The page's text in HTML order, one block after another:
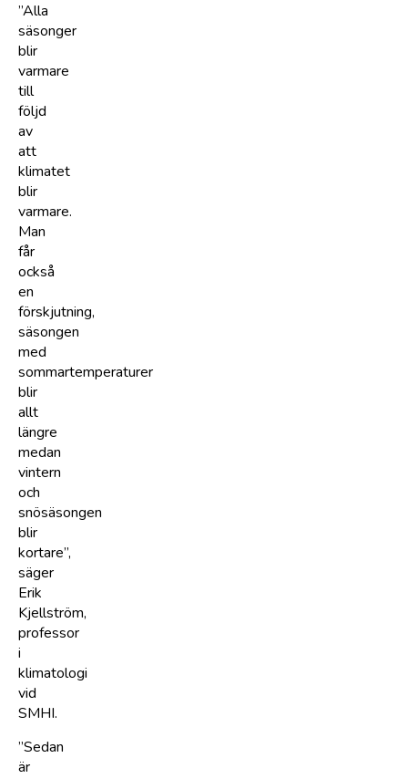
”Alla
säsonger
blir
varmare
till
följd
av
att
klimatet
blir
varmare.
Man
får
också
en
förskjutning,
säsongen
med
sommartemperaturer
blir
allt
längre
medan
vintern
och
snösäsongen
blir
kortare”,
säger
Erik
Kjellström,
professor
i
klimatologi
vid
SMHI.
”Sedan
är